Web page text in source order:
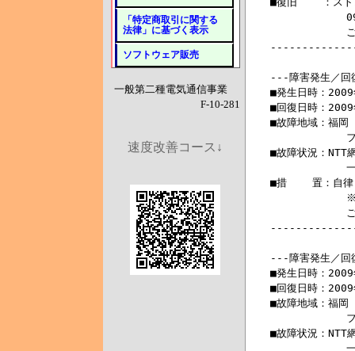
「特定商取引に関する
法律」に基づく表示
ソフトウェア販売
一般第二種電気通信事業
F-10-281
速度改善コース↓